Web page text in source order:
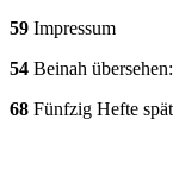
59 Impressum
54 Beinah
68 Fünfzig Hefte